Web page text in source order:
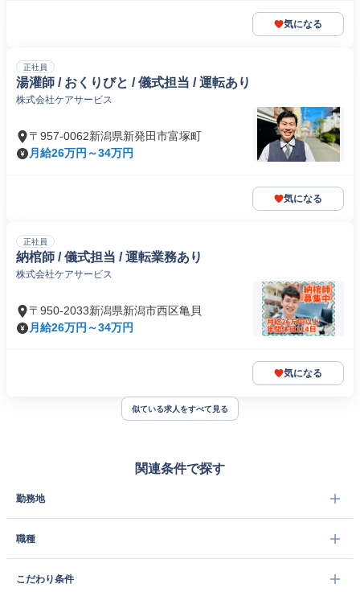
気になる
正社員
湯灌師 / おくりびと / 儀式担当 / 運転あり
株式会社ケアサービス
〒957-0062新潟県新発田市富塚町
月給26万円～34万円
気になる
正社員
納棺師 / 儀式担当 / 運転業務あり
株式会社ケアサービス
〒950-2033新潟県新潟市西区亀貝
月給26万円～34万円
気になる
似ている求人をすべて見る
関連条件で探す
勤務地
職種
こだわり条件